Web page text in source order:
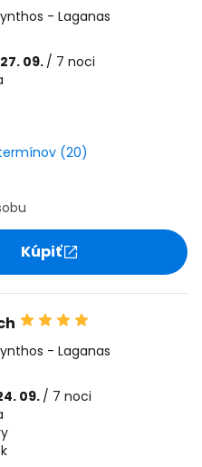
- Laganas
09./ 7 noci
(20)
Kúpiť
- Laganas
09./ 7 noci